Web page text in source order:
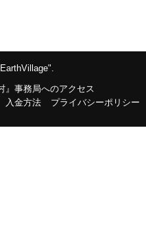
』事務局へのアクセス
入金方法 プライバシーポリシー